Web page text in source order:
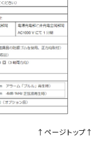
↑ページトップ↑